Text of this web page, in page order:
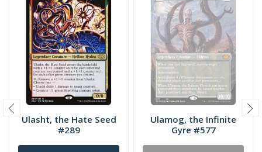
Ulasht, the Hate Seed
#289
Ulamog, the Infinite
Gyre #577